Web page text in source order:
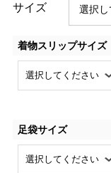
サイズ
着物スリップサイズ
足袋サイズ